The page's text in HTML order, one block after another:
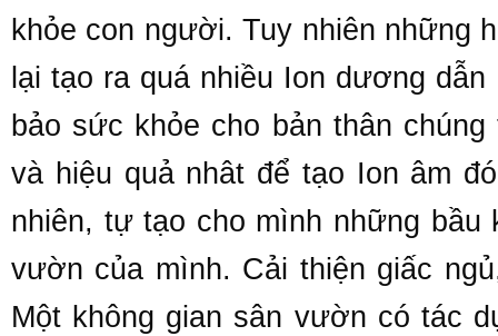
khỏe con người. Tuy nhiên những
lại tạo ra quá nhiều Ion dương
bảo sức khỏe cho bản thân
và hiệu quả nhât để tạo Ion âm
nhiên, tự tạo cho mình những bầu
vườn của mình. Cải thiện giấc
Một không gian sân vườn có tác